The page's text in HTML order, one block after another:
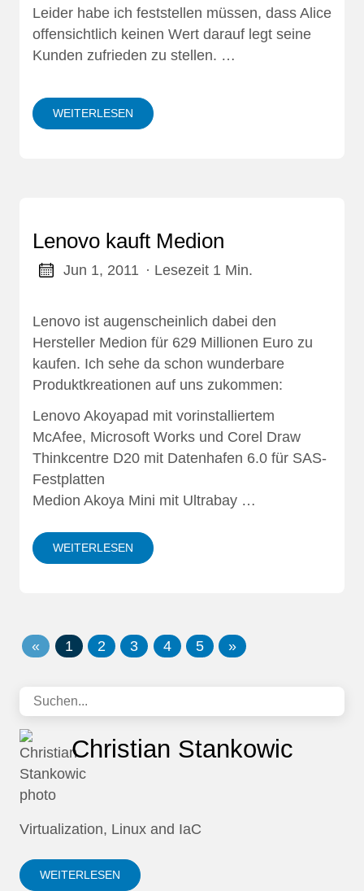
Leider habe ich feststellen müssen, dass Alice
offensichtlich keinen Wert darauf legt seine
Kunden zufrieden zu stellen. …
WEITERLESEN
Lenovo kauft Medion
Jun 1, 2011 · Lesezeit 1 Min.
Lenovo ist augenscheinlich dabei den
Hersteller Medion für 629 Millionen Euro zu
kaufen. Ich sehe da schon wunderbare
Produktkreationen auf uns zukommen:
Lenovo Akoyapad mit vorinstalliertem
McAfee, Microsoft Works und Corel Draw
Thinkcentre D20 mit Datenhafen 6.0 für SAS-
Festplatten
Medion Akoya Mini mit Ultrabay …
WEITERLESEN
« 1 2 3 4 5 »
Christian Stankowic
Virtualization, Linux and IaC
WEITERLESEN